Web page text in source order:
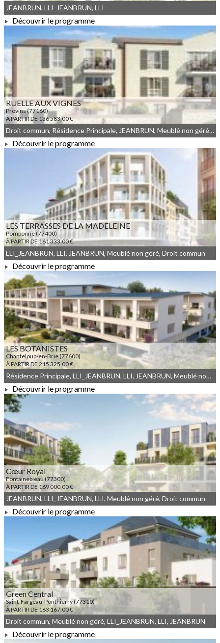
À PARTIR DE 206 514,00 €
JEANBRUN, LLI_JEANBRUN, LLI
Découvrir le programme
RUELLE AUX VIGNES
Provins (77160)
À PARTIR DE 136 583,00 €
À PARTIR DE 136 583,00 €
Droit commun, Résidence Principale, JEANBRUN, Meublé non géré, LLI_JEANBRUN, LLI
Découvrir le programme
LES TERRASSES DE LA MADELEINE
Pomponne (77400)
À PARTIR DE 161 333,00 €
À PARTIR DE 161 333,00 €
LLI_JEANBRUN, LLI, JEANBRUN, Meublé non géré, Droit commun
Découvrir le programme
LES BOTANISTES
Chanteloup-en-Brie (77600)
À PARTIR DE 215 325,00 €
À PARTIR DE 215 325,00 €
Résidence Principale, LLI_JEANBRUN, LLI, JEANBRUN, Meublé non géré, Droit commun
Découvrir le programme
Cœur Royal
Fontainebleau (77300)
À PARTIR DE 169 000,00 €
À PARTIR DE 169 000,00 €
JEANBRUN, LLI_JEANBRUN, LLI, Meublé non géré, Droit commun
Découvrir le programme
Green Central
Saint-Fargeau-Ponthierry (77310)
À PARTIR DE 163 167,00 €
Droit commun, Meublé non géré, LLI_JEANBRUN, LLI, JEANBRUN
Découvrir le programme